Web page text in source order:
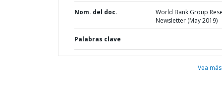
Nom. del doc.
World Bank Group
Newsletter (May 2019)
Palabras clave
Vea más